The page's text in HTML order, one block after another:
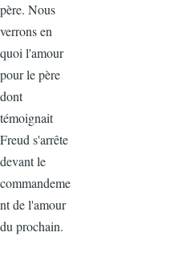
père. Nous
verrons en
quoi l'amour
pour le père
dont
témoignait
Freud s'arrête
devant le
commandeme
nt de l'amour
du prochain.